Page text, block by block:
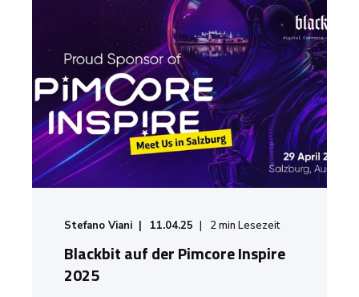
Stefano Viani 11.04.25 2min Lesezeit
Blackbit auf der Pimcore Inspire
2025